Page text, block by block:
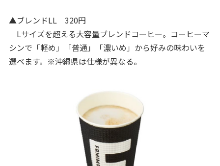
▲ブレンドLL 320円
Lサイズを超える大容量ブレンドコーヒー。コーヒーマ
シンで「軽め」「普通」「濃いめ」から好みの味わいを
選べます。※沖縄県は仕様が異なる。